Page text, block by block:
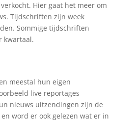
Hier gaat het meer om
Tijdschriften zijn week
Sommige tijdschriften
kwartaal.
meestal hun eigen
live reportages
nieuws uitzendingen zijn de
word er ook gelezen wat er in